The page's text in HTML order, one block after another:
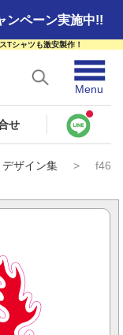
ンペーン実施中!!
Tシャツも激安製作！
☰
Menu
せ
デザイン集 > f46